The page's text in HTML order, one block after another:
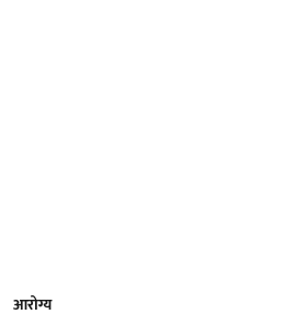
आरोग्य